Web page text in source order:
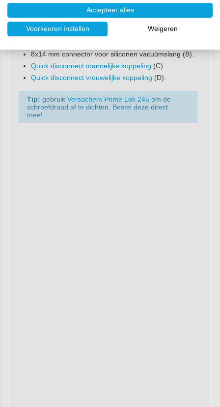
Type:SK2VV260-7RD25BSP
Opties
8x14 mm connector voor siliconen vacuümslang (B).
Quick disconnect mannelijke koppeling (C).
Quick disconnect vrouwelijke koppeling (D).
Tip: gebruik Versachem Prime Lok 245om de
schroefdraad af te dichten. Bestel deze direct
mee!
Accepteer alles
Voorkeuren instellen Weigeren